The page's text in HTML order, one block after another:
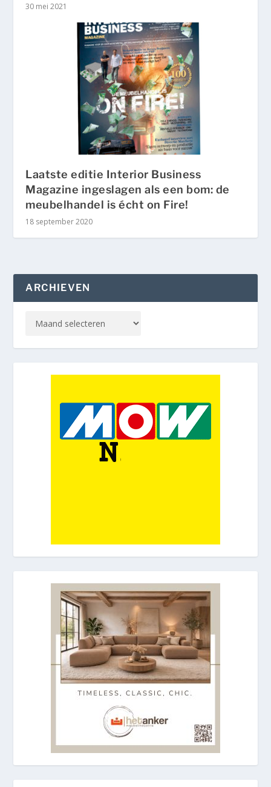
30 mei 2021
Laatste editie Interior Business
Magazine ingeslagen als een bom: de
meubelhandel is écht on Fire!
18 september 2020
ARCHIEVEN